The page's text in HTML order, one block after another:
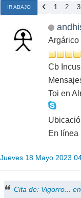
IR ABAJO 1 2 3
Argárico
Cb Incus
Toi en
En línea
Jueves 18 Mayo 2023
Cita de: Vigorro...